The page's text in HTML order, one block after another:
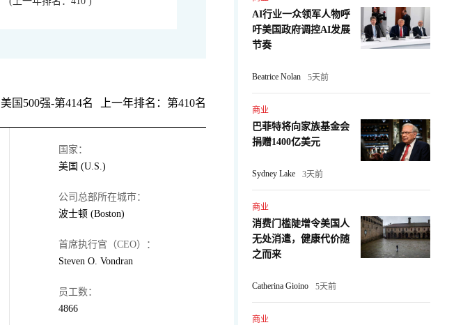
美国500强-第414名 上一年排名：第410名
国家：
美国 (U.S.)
公司总部所在城市：
波士顿 (Boston)
首席执行官（CEO）：
Steven O. Vondran
员工数：
4866
AI行业一众领军人物呼
吁美国政府调控AI发展
节奏
Beatrice Nolan 5天前
商业
巴菲特将向家族基金会
捐赠1400亿美元
Sydney Lake 3天前
商业
消费门槛陡增令美国人
无处消遣，健康代价随
之而来
Catherina Gioino 5天前
商业